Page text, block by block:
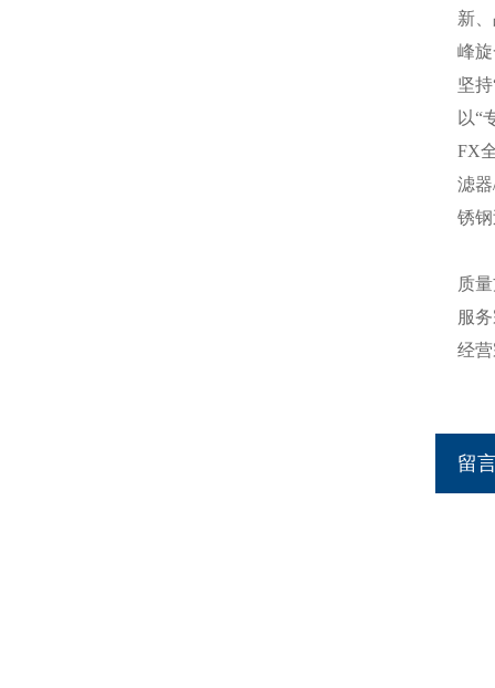
新
峰
坚
以“
FX
滤
锈
质
服
经
留